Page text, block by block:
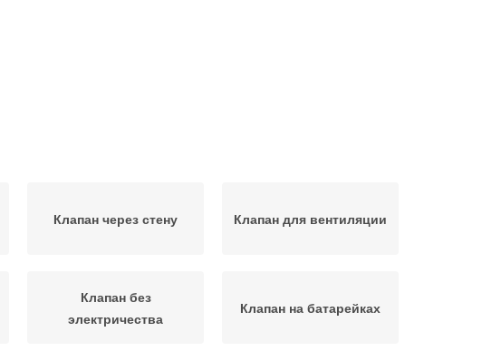
Клапан через стену Клапан для вентиляции
Клапан без
электричества
Клапан на батарейках